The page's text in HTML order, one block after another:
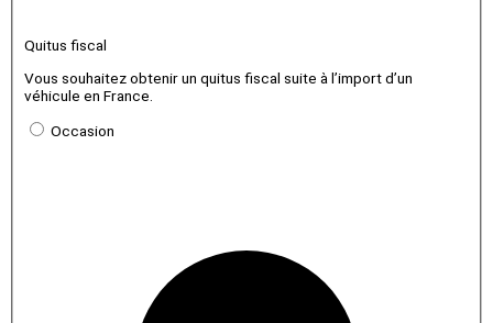
Quitus fiscal
Vous souhaitez obtenir un quitus fiscal suite à l’import d’un
véhicule en France.
Occasion